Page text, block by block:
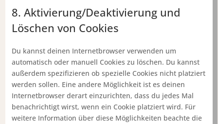
8. Aktivierung/Deaktivierung und
Löschen von Cookies
Du kannst deinen Internetbrowser verwenden um
automatisch oder manuell Cookies zu löschen. Du kannst
außerdem spezifizieren ob spezielle Cookies nicht platziert
werden sollen. Eine andere Möglichkeit ist es deinen
Internetbrowser derart einzurichten, dass du jedes Mal
benachrichtigt wirst, wenn ein Cookie platziert wird. Für
weitere Information über diese Möglichkeiten beachte die